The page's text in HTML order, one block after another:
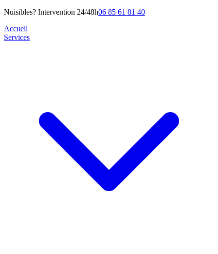
Nuisibles? Intervention 24/48h06 85 61 81 40
Accueil
Services